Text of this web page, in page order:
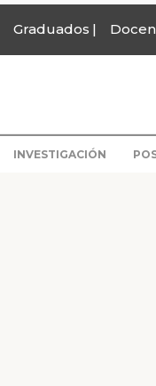
Graduados
INVESTIGACIÓN